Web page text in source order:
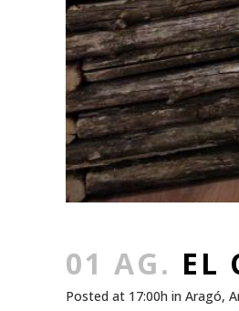
01 AG. EL
Posted at 17:00h in Aragó,